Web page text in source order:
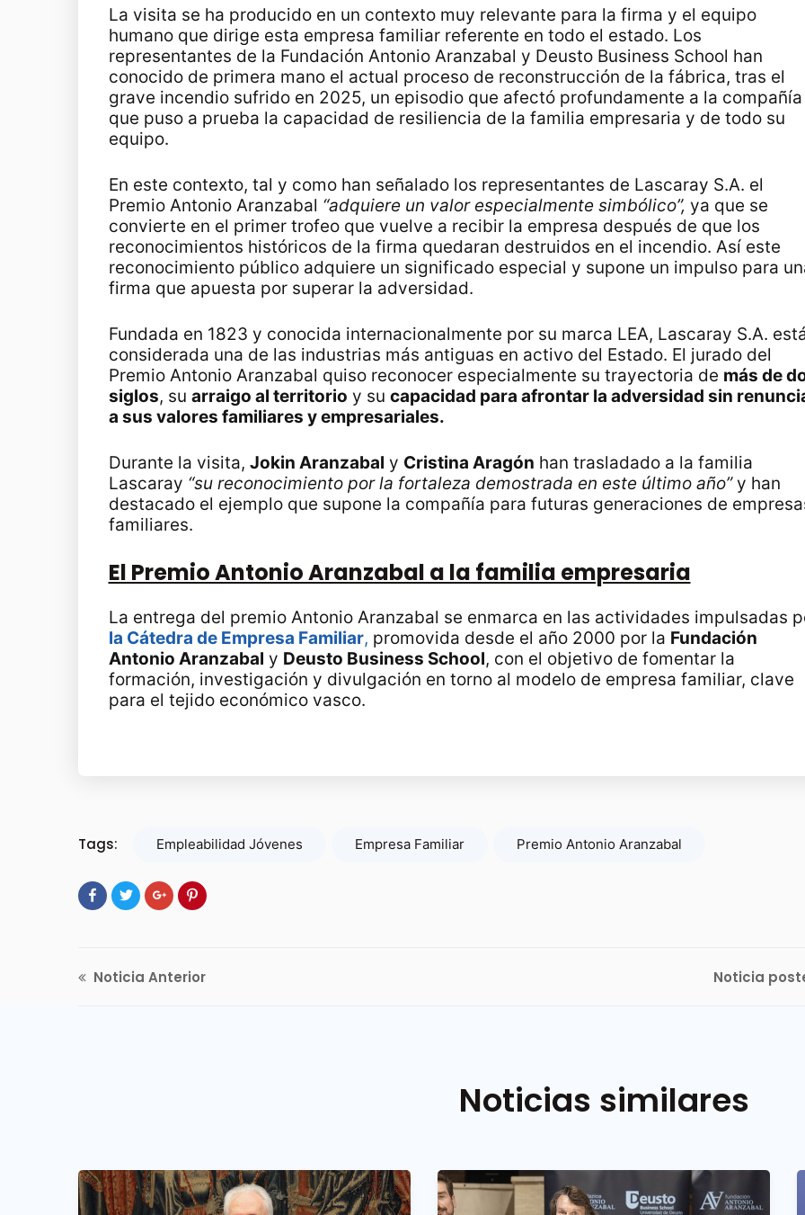
La visita se ha producido en un contexto muy relevante para la firma y el equipo
humano que dirige esta empresa familiar referente en todo el estado. Los
representantes de la Fundación Antonio Aranzabal y Deusto Business School han
conocido de primera mano el actual proceso de reconstrucción de la fábrica, tras el
grave incendio sufrido en 2025, un episodio que afectó profundamente a la
que puso a prueba la capacidad de resiliencia de la familia empresaria y de todo su
equipo.
En este contexto, tal y como han señalado los representantes de Lascaray S.A. el
Premio Antonio Aranzabal “adquiere un valor especialmente simbólico”, ya que se
convierte en el primer trofeo que vuelve a recibir la empresa después de que los
reconocimientos históricos de la firma quedaran destruidos en el incendio. Así este
reconocimiento público adquiere un significado especial y supone un impulso para
firma que apuesta por superar la adversidad.
Fundada en 1823 y conocida internacionalmente por su marca LEA, Lascaray S.A.
considerada una de las industrias más antiguas en activo del Estado. El jurado del
Premio Antonio Aranzabal quiso reconocer especialmente su trayectoria de más de
siglos, su arraigo al territorio y su capacidad para afrontar la adversidad sin
a sus valores familiares y empresariales.
Durante la visita, Jokin Aranzabal y Cristina Aragón han trasladado a la familia
Lascaray “su reconocimiento por la fortaleza demostrada en este último año”y han
destacado el ejemplo que supone la compañía para futuras generaciones de
familiares.
El Premio Antonio Aranzabal a la familia empresaria
La entrega del premio Antonio Aranzabal se enmarca en las actividades impulsadas
la Cátedra de Empresa Familiar, promovida desde el año 2000 por la Fundación
Antonio Aranzabal y Deusto Business School, con el objetivo de fomentar la
formación, investigación y divulgación en torno al modelo de empresa familiar, clave
para el tejido económico vasco.
Tags: Empleabilidad Jóvenes Empresa Familiar Premio Antonio Aranzabal
Noticia Anterior Noticia
Noticias similares